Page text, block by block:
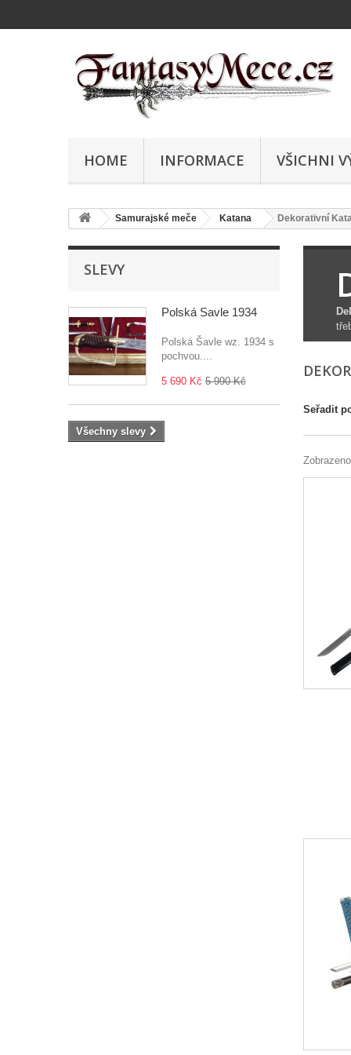
HOME INFORMACE VŠICHNI
Samurajské meče Katana Dekorativní
SLEVY
Polská Šavle 1934
Polská Šavle wz. 1934 s
pochvou....
5 690 Kč 5 990 Kč
Všechny slevy
Seřadit